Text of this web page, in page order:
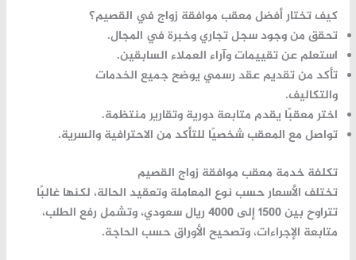
كيف تختار أفضل معقب موافقة زواج في القصيم؟
تحقق من وجود سجل تجاري وخبرة في المجال.
استعلم عن تقييمات وآراء العملاء السابقين.
تأكد من تقديم عقد رسمي يوضح جميع الخدمات
والتكاليف.
اختر معقبًا يقدم متابعة دورية وتقارير منتظمة.
تواصل مع المعقب شخصيًا للتأكد من الاحترافية والسرية.
تكلفة خدمة معقب موافقة زواج القصيم
تختلف الأسعار حسب نوع المعاملة وتعقيد الحالة، لكنها غالبًا
تتراوح بين 1500 إلى 4000 ريال سعودي، وتشمل رفع الطلب،
متابعة الإجراءات، وتصحيح الأوراق حسب الحاجة.